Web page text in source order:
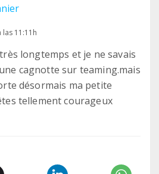
las 11:11h
longtemps et je ne savais
cagnotte sur teaming.mais
désormais ma petite
tellement courageux